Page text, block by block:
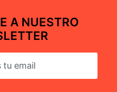
A NUESTRO